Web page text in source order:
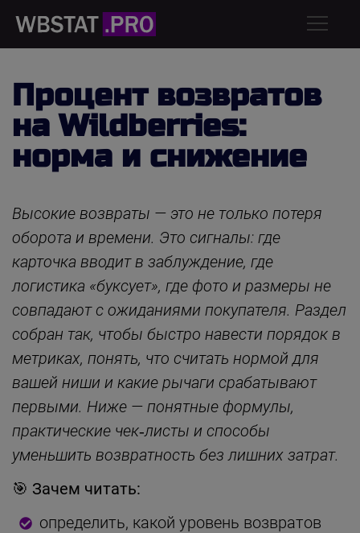
Процент возвратов
на Wildberries:
норма и снижение
Высокие возвраты — это не только потеря
оборота и времени. Это сигналы: где
карточка вводит в заблуждение, где
логистика «буксует», где фото и размеры не
совпадают с ожиданиями покупателя. Раздел
собран так, чтобы быстро навести порядок в
метриках, понять, что считать нормой для
вашей ниши и какие рычаги срабатывают
первыми. Ниже — понятные формулы,
практические чек‑листы и способы
уменьшить возвратность без лишних затрат.
🎯 Зачем читать:
определить, какой уровень возвратов